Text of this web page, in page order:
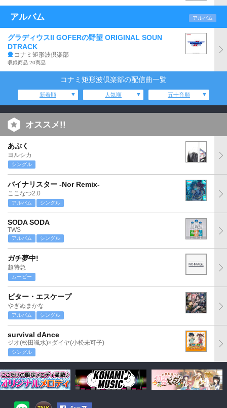
アルバム アルバム
グラディウスII GOFERの野望 ORIGINAL SOUN
DTRACK
コナミ矩形波倶楽部
収録商品:20商品
コナミ矩形波倶楽部の配信曲一覧
新着順 人気順 五十音順
オススメ!!
あぶく
ヨルシカ
シングル
バイナリスター -Nor Remix-
ここなつ2.0
アルバム シングル
SODA SODA
TWS
アルバム シングル
ガチ夢中!
超特急
ムービー
ビター・エスケープ
やぎぬまかな
アルバム シングル
survival dAnce
ジオ(松田颯水)×ダイヤ(小松未可子)
シングル